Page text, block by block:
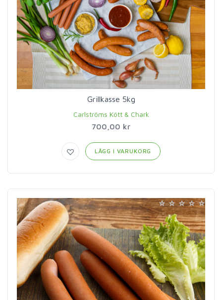
Grillkasse 5kg
Carlströms Kött & Chark
700,00 kr
LÄGG I VARUKORG